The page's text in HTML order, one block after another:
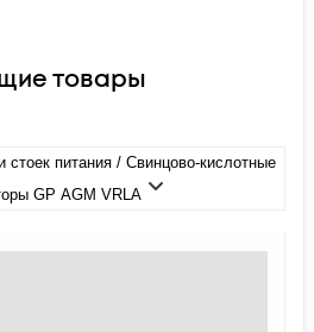
товары
питания / Свинцово-кислотные
GP AGM VRLA